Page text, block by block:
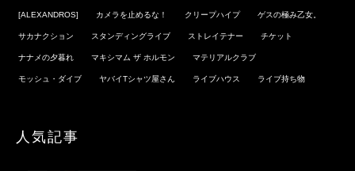
[ALEXANDROS] カメラを止めるな！ クリープハイプ ゲスの極み乙女。
サカナクション スタンディングライブ ストレイテナー チケット
ナナメの夕暮れ マキシマム ザ ホルモン マテリアルクラブ
モッシュ・ダイブ ヤバイTシャツ屋さん ライブハウス ライブ持ち物
人気記事